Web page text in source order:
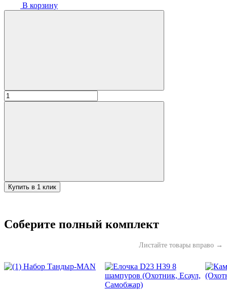
В корзину
Количество
товара
Купить в 1 клик
Соберите полный комплект
Листайте товары вправо →